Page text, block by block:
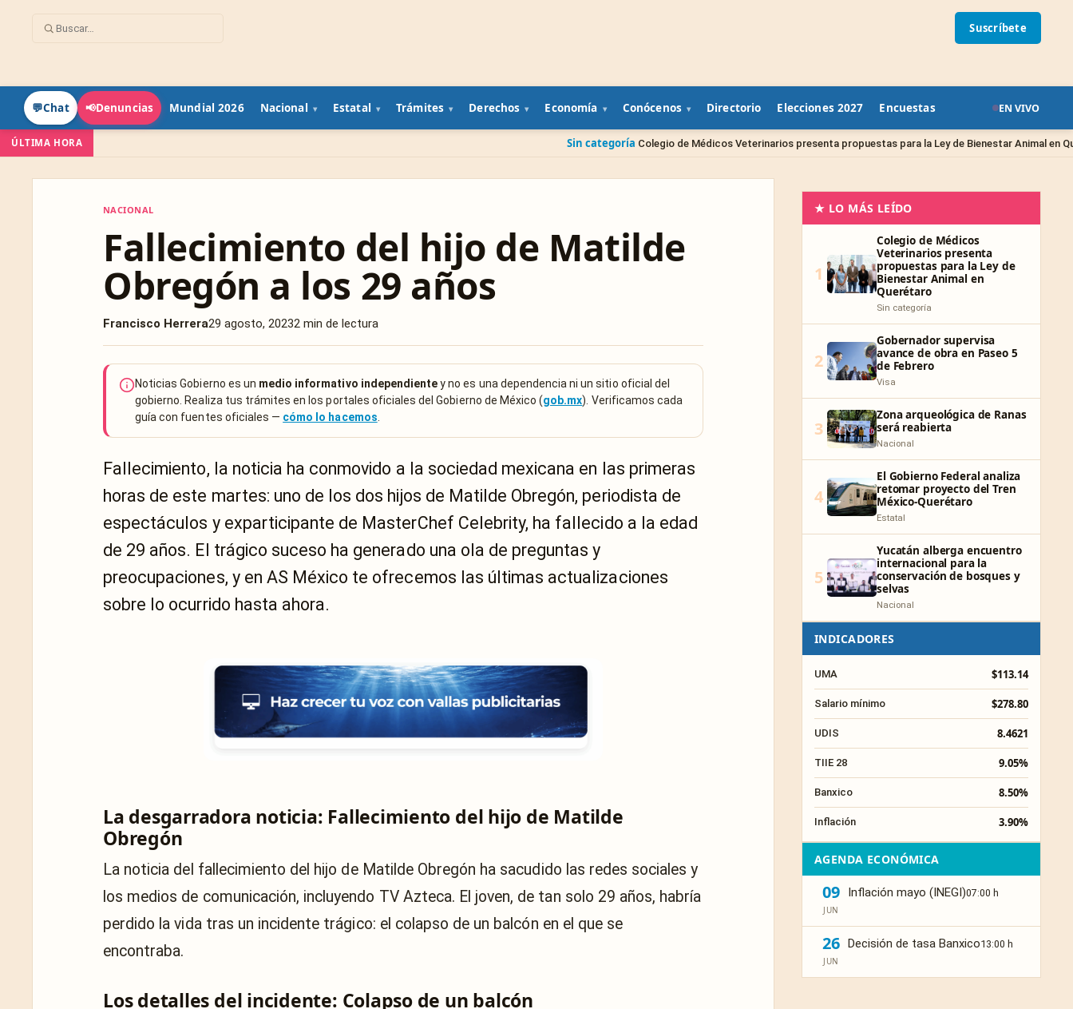
Suscríbete
💬Chat 📢Denuncias Mundial 2026 Nacional Estatal Trámites Derechos Economía Conócenos Directorio Elecciones 2027 Encuestas EN VIVO
ÚLTIMA HORA Colegio de Médicos Veterinarios presenta propuestas para la Ley de Bienestar Animal en Querétaro
NACIONAL
Fallecimiento del hijo de Matilde
Obregón a los 29 años
Francisco Herrera29 agosto, 20232 min de lectura
Noticias Gobierno es un medio informativo independientey no es una dependencia ni un sitio oficial del
gobierno. Realiza tus trámites en los portales oficiales del Gobierno de México (gob.mx). Verificamos cada
guía con fuentes oficiales — cómo lo hacemos
Fallecimiento, la noticia ha conmovido a la sociedad mexicana en las primeras
horas de este martes: uno de los dos hijos de Matilde Obregón, periodista de
espectáculos y exparticipante de MasterChef Celebrity, ha fallecido a la edad
de 29 años. El trágico suceso ha generado una ola de preguntas y
preocupaciones, y en AS México te ofrecemos las últimas actualizaciones
sobre lo ocurrido hasta ahora.
La desgarradora noticia: Fallecimiento del hijo de Matilde
Obregón
La noticia del fallecimiento del hijo de Matilde Obregón ha sacudido las redes sociales y
los medios de comunicación, incluyendo TV Azteca. El joven, de tan solo 29 años, habría
perdido la vida tras un incidente trágico: el colapso de un balcón en el que se
encontraba.
Los detalles del incidente: Colapso de un balcón
★ LO MÁS LEÍDO
1
Colegio de Médicos
Veterinarios presenta
propuestas para la Ley de
Bienestar Animal en
Querétaro
Sin categoría
2
Gobernador supervisa
avance de obra en Paseo 5
de Febrero
Visa
3
Zona arqueológica de Ranas
será reabierta
Nacional
4
El Gobierno Federal analiza
retomar proyecto del Tren
México-Querétaro
Estatal
5
Yucatán alberga encuentro
internacional para la
conservación de bosques y
selvas
Nacional
INDICADORES
UMA $113.14
Salario mínimo $278.80
UDIS 8.4621
TIIE 28 9.05%
Banxico 8.50%
Inflación 3.90%
AGENDA ECONÓMICA
09
JUN
Inflación mayo (INEGI)07:00 h
26
JUN
Decisión de tasa Banxico13:00 h